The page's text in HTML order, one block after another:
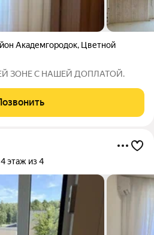
Академгородок, Цветной
ЗОНЕ С НАШЕЙ ДОПЛАТОЙ.
4 этаж из 4